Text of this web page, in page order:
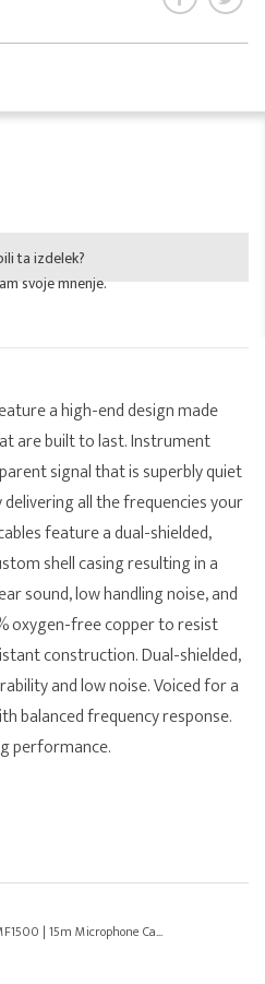
ta izdelek?
svoje mnenje.
a high-end design made
are built to last. Instrument
signal that is superbly quiet
all the frequencies your
feature a dual-shielded,
shell casing resulting in a
sound, low handling noise, and
oxygen-free copper to resist
construction. Dual-shielded,
and low noise. Voiced for a
balanced frequency response.
performance.
| 15m Microphone Ca...